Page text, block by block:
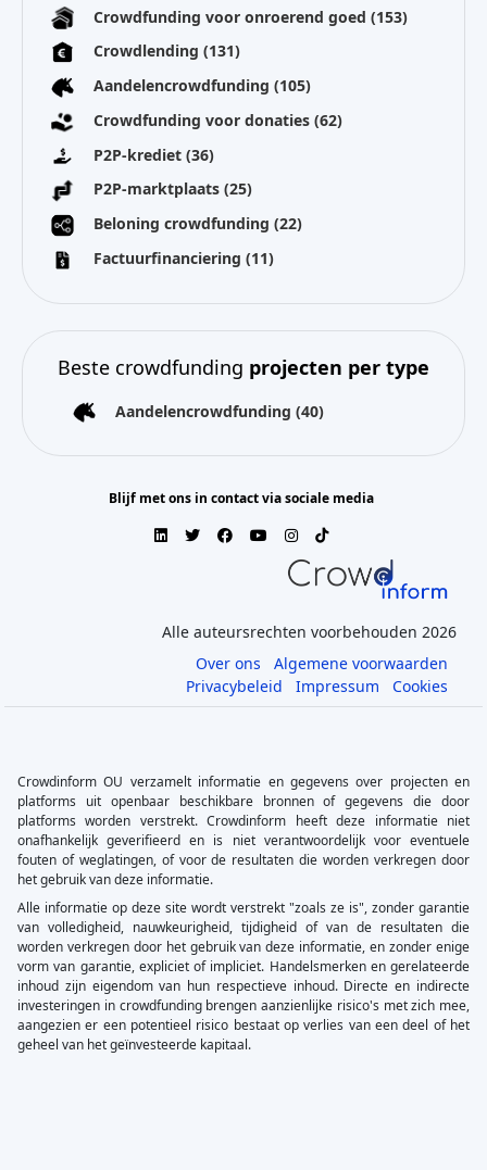
Crowdfunding voor onroerend goed (153)
Crowdlending (131)
Aandelencrowdfunding (105)
Crowdfunding voor donaties (62)
P2P-krediet (36)
P2P-marktplaats (25)
Beloning crowdfunding (22)
Factuurfinanciering (11)
Beste crowdfunding projecten per type
Aandelencrowdfunding (40)
Blijf met ons in contact via sociale media
Alle auteursrechten voorbehouden 2026
Over ons
Algemene voorwaarden
Privacybeleid
Impressum Cookies
Crowdinform OU verzamelt informatie en gegevens over projecten en
platforms uit openbaar beschikbare bronnen of gegevens die door
platforms worden verstrekt. Crowdinform heeft deze informatie niet
onafhankelijk geverifieerd en is niet verantwoordelijk voor eventuele
fouten of weglatingen, of voor de resultaten die worden verkregen door
het gebruik van deze informatie.
Alle informatie op deze site wordt verstrekt "zoals ze is", zonder garantie
van volledigheid, nauwkeurigheid, tijdigheid of van de resultaten die
worden verkregen door het gebruik van deze informatie, en zonder enige
vorm van garantie, expliciet of impliciet. Handelsmerken en gerelateerde
inhoud zijn eigendom van hun respectieve inhoud. Directe en indirecte
investeringen in crowdfunding brengen aanzienlijke risico's met zich mee,
aangezien er een potentieel risico bestaat op verlies van een deel of het
geheel van het geïnvesteerde kapitaal.